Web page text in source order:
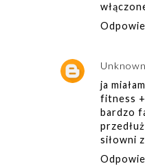
Unknown
ja
fitness
bardzo
siłowni